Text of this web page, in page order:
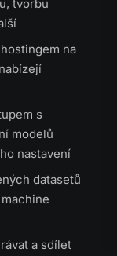
tvorbu
na
s
modelů
nastavení
datasetů
a sdílet